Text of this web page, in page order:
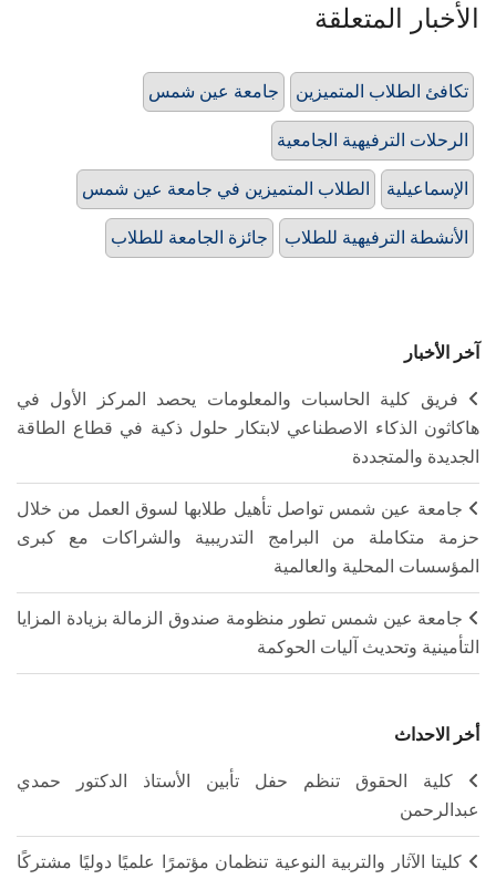
الأخبار المتعلقة
جامعة عين شمس تكافئ الطلاب المتميزين
الرحلات الترفيهية الجامعية
الطلاب المتميزين في جامعة عين شمس الإسماعيلية
جائزة الجامعة للطلاب الأنشطة الترفيهية للطلاب
آخر الأخبار
فريق كلية الحاسبات والمعلومات يحصد المركز الأول في
هاكاثون الذكاء الاصطناعي لابتكار حلول ذكية في قطاع الطاقة
الجديدة والمتجددة
جامعة عين شمس تواصل تأهيل طلابها لسوق العمل من خلال
حزمة متكاملة من البرامج التدريبية والشراكات مع كبرى
المؤسسات المحلية والعالمية
جامعة عين شمس تطور منظومة صندوق الزمالة بزيادة المزايا
التأمينية وتحديث آليات الحوكمة
أخر الاحداث
كلية الحقوق تنظم حفل تأبين الأستاذ الدكتور حمدي
عبدالرحمن
كليتا الآثار والتربية النوعية تنظمان مؤتمرًا علميًا دوليًا مشتركًا